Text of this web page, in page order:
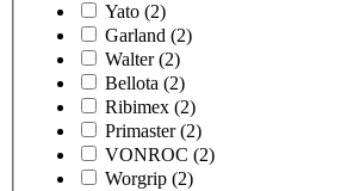
Yato (2)
Garland (2)
Walter (2)
Bellota (2)
Ribimex (2)
Primaster (2)
VONROC (2)
Worgrip (2)